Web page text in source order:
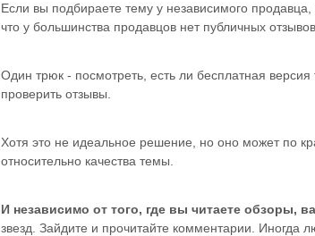
Если вы подбираете тему у независимого
что у большинства продавцов нет публичных
Один трюк - посмотреть, есть ли бесплатная
проверить отзывы.
Хотя это не идеальное решение, но оно может по
относительно качества темы.
И независимо от того, где вы читаете обзоры,
звезд. Зайдите и прочитайте комментарии. Иногда